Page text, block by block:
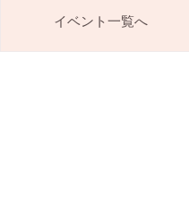
イベント一覧へ